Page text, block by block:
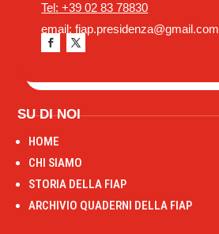
Tel: +39 02 83 78830
email: fiap.presidenza@gmail.com
SU DI NOI
HOME
CHI SIAMO
STORIA DELLA FIAP
ARCHIVIO QUADERNI DELLA FIAP